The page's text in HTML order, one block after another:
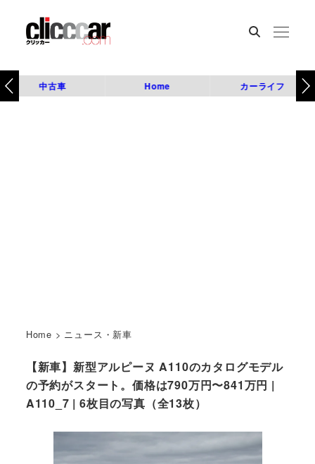
中古車 Home カーライフ
Home > ニュース・新車
【新車】新型アルピーヌ A110のカタログモデル
の予約がスタート。価格は790万円〜841万円 |
A110_7 | 6枚目の写真（全13枚）